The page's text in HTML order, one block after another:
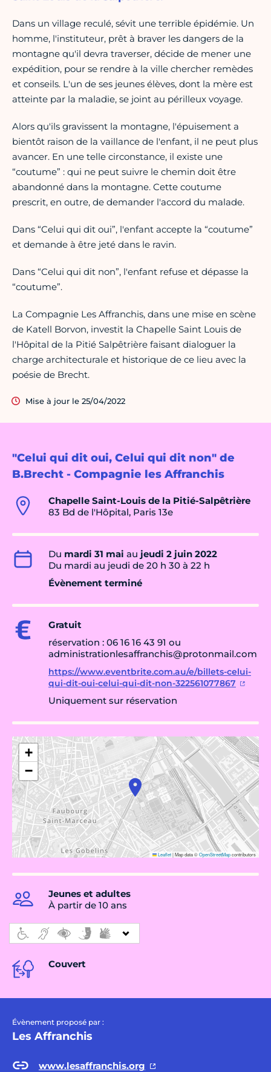
"Celui qui dit oui, Celui qui dit non" de
B.Brecht - Compagnie les Affranchis
Chapelle Saint-Louis de la Pitié-Salpêtrière
83 Bd de l'Hôpital, Paris 13e
Du mardi 31 mai au jeudi 2 juin 2022
Du mardi au jeudi de 20 h 30 à 22 h
Évènement terminé
Gratuit
réservation : 06 16 16 43 91 ou
administrationlesaffranchis@protonmail.com
https://www.eventbrite.com.au/e/billets-celui-
qui-dit-oui-celui-qui-dit-non-322561077867
Uniquement sur réservation
+
−
Leaflet|Map data ©OpenStreetMapcontributors
Jeunes et adultes
À partir de 10 ans
Couvert
Évènement proposé par :
Les Affranchis
www.lesaffranchis.org
Dans un village reculé, sévit une terrible épidémie. Un
homme, l'instituteur, prêt à braver les dangers de la
montagne qu'il devra traverser, décide de mener une
expédition, pour se rendre à la ville chercher remèdes
et conseils. L'un de ses jeunes élèves, dont la mère est
atteinte par la maladie, se joint au périlleux voyage.
Alors qu'ils gravissent la montagne, l'épuisement a
bientôt raison de la vaillance de l'enfant, il ne peut plus
avancer. En une telle circonstance, il existe une
“coutume” : qui ne peut suivre le chemin doit être
abandonné dans la montagne. Cette coutume
prescrit, en outre, de demander l'accord du malade.
Dans “Celui qui dit oui”, l'enfant accepte la “coutume”
et demande à être jeté dans le ravin.
Dans “Celui qui dit non”, l'enfant refuse et dépasse la
“coutume”.
La Compagnie Les Affranchis, dans une mise en scène
de Katell Borvon, investit la Chapelle Saint Louis de
l'Hôpital de la Pitié Salpêtrière faisant dialoguer la
charge architecturale et historique de ce lieu avec la
poésie de Brecht.
Mise à jour le 25/04/2022